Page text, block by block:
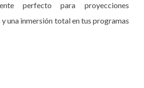
perfecto para proyecciones
una inmersión total en tus programas